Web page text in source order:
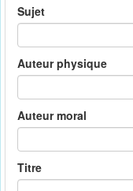
Sujet
Auteur physique
Auteur moral
Titre